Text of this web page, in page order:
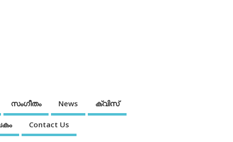
സംഗീതം News ക്വിസ്
Contact Us